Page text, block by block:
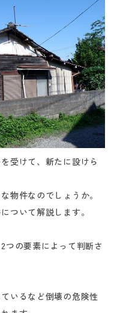
受けて、新たに設けら
物件なのでしょうか。
ついて解説します。
つの要素によって判断さ
いるなど倒壊の危険性